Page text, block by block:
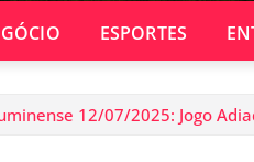
ESPORTES
12/07/2025: Jogo